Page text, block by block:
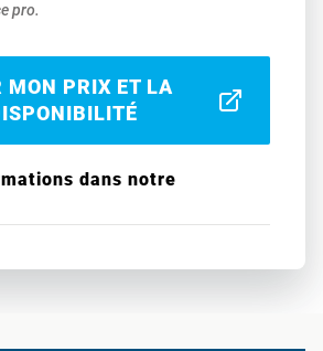
pro.
MON PRIX ET LA
dans notre